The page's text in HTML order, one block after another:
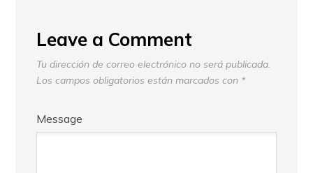
Leave a Comment
Tu dirección de correo electrónico no será publicada.
Los campos obligatorios están marcados con *
Message